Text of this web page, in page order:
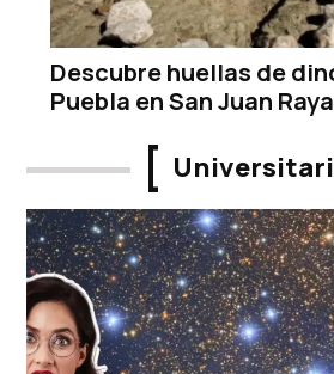
Descubre huellas de
Puebla en San Juan Raya